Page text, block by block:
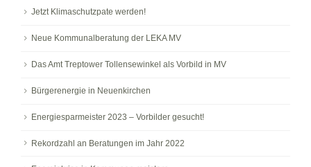
Jetzt Klimaschutzpate werden!
Neue Kommunalberatung der LEKA MV
Das Amt Treptower Tollensewinkel als Vorbild in MV
Bürgerenergie in Neuenkirchen
Energiesparmeister 2023 – Vorbilder gesucht!
Rekordzahl an Beratungen im Jahr 2022